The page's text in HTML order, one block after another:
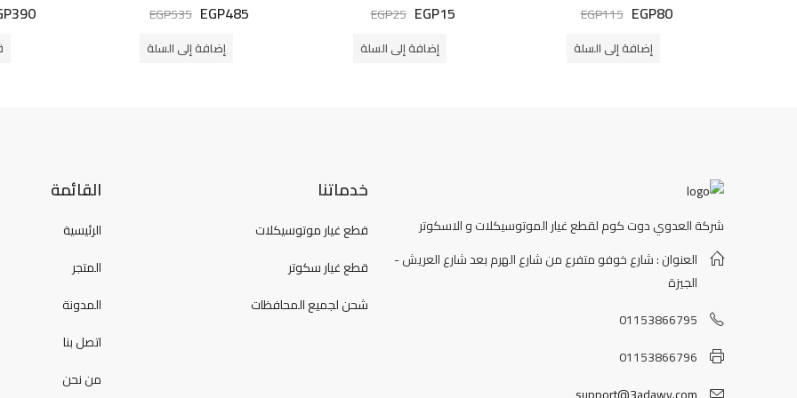
التقييم
EGP80
EGP115
إضافة إلى السلة
التقييمEGP15
EGP25
إضافة إلى السلة
5.00من 5EGP485
EGP535
إضافة إلى السلة
5.00390
شركة العدوي دوت كوم لقطع غيار الموتوسيكلات و الاسكوتر
العنوان : شارع خوفو متفرع من شارع الهرم بعد شارع العريش -
الجيزة
01153866795
01153866796
خدماتنا
قطع غيار موتوسيكلات
قطع غيار سكوتر
شحن لجميع المحافظات
القائمة
الرئيسية
المتجر
المدونة
اتصل بنا
من نحن